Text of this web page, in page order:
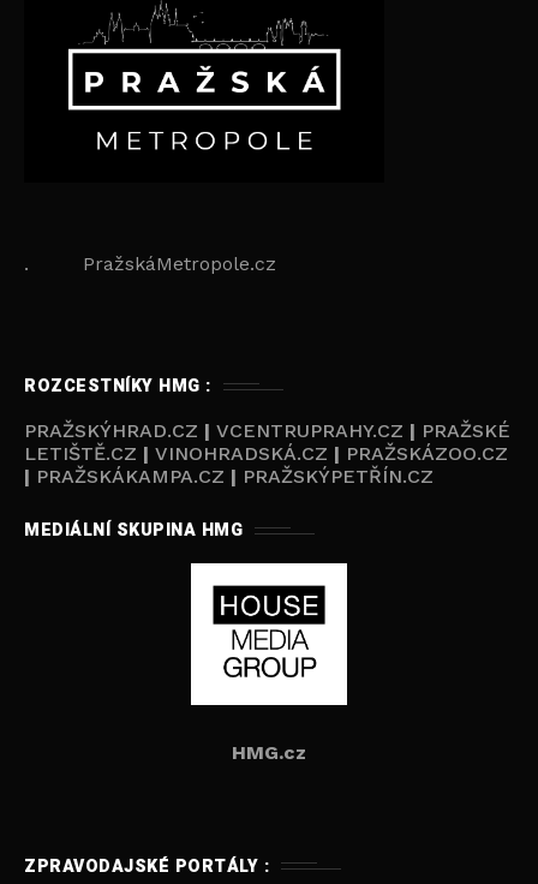
. PražskáMetropole.cz
ROZCESTNÍKY HMG :
PRAŽSKÝHRAD.CZ | VCENTRUPRAHY.CZ | PRAŽSKÉ
LETIŠTĚ.CZ | VINOHRADSKÁ.CZ | PRAŽSKÁZOO.CZ
| PRAŽSKÁKAMPA.CZ | PRAŽSKÝPETŘÍN.CZ
MEDIÁLNÍ SKUPINA HMG
HMG.cz
ZPRAVODAJSKÉ PORTÁLY :